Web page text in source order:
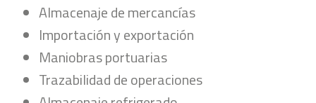
Almacenaje de mercancías
Importación y exportación
Maniobras portuarias
Trazabilidad de operaciones